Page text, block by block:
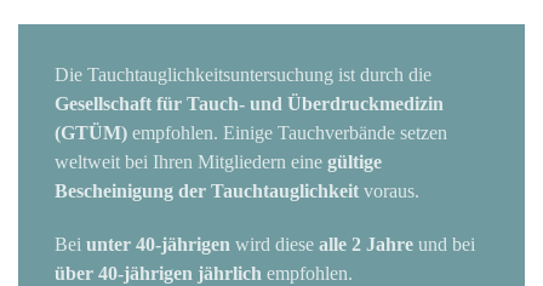
Die Tauchtauglichkeitsuntersuchung ist durch die
Gesellschaft für Tauch- und Überdruckmedizin
(GTÜM) empfohlen. Einige Tauchverbände setzen
weltweit bei Ihren Mitgliedern eine gültige
Bescheinigung der Tauchtauglichkeit voraus.
Bei unter 40-jährigen wird diese alle 2 Jahre und bei
über 40-jährigen jährlich empfohlen.